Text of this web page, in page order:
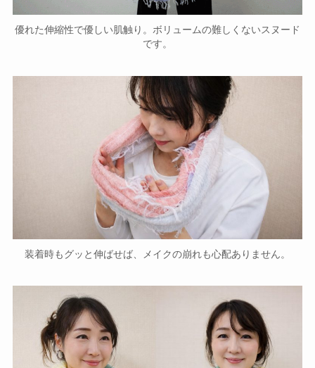
優れた伸縮性で優しい肌触り。ボリュームの難しくないスヌード
です。
装着時もグッと伸ばせば、メイクの崩れも心配ありません。